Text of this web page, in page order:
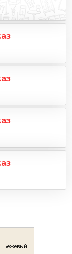
Бежевый